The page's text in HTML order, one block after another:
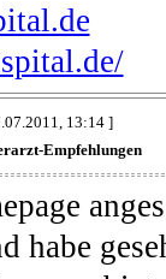
13:14 ]
Empfehlungen
habe